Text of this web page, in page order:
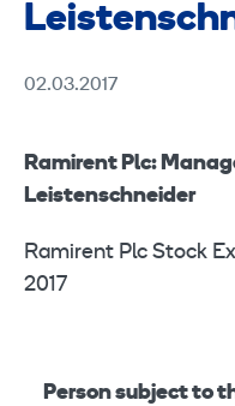
02.03.2017
Ramirent Plc:
Leistenschneider
Ramirent Plc Stock
2017
Person subject to